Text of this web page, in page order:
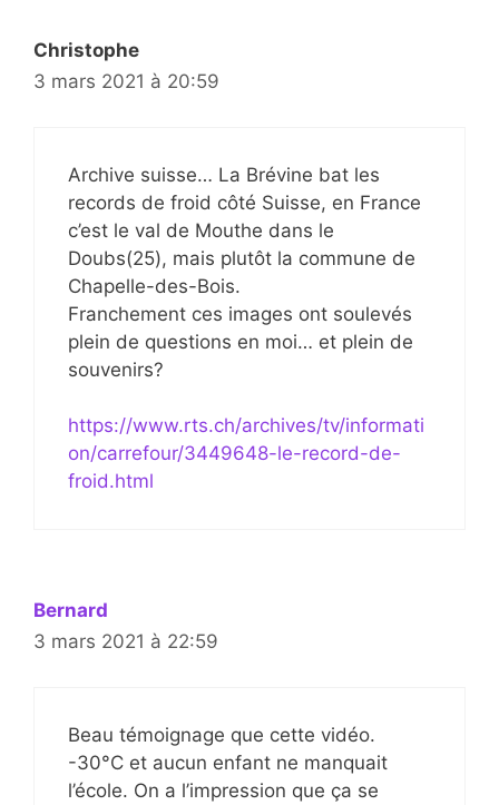
Christophe
3 mars 2021 à 20:59
Archive suisse… La Brévine bat les
records de froid côté Suisse, en France
c’est le val de Mouthe dans le
Doubs(25), mais plutôt la commune de
Chapelle-des-Bois.
Franchement ces images ont soulevés
plein de questions en moi… et plein de
souvenirs?
https://www.rts.ch/archives/tv/informati
on/carrefour/3449648-le-record-de-
froid.html
Bernard
3 mars 2021 à 22:59
Beau témoignage que cette vidéo.
-30°C et aucun enfant ne manquait
l’école. On a l’impression que ça se